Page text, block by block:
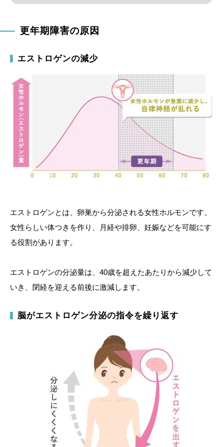
更年期障害の原因
エストロゲンの減少
エストロゲンとは、卵巣から分泌される女性ホルモンです。
女性らしい体つきを作り、月経や排卵、妊娠などを可能にす
る役割があります。
エストロゲンの分泌量は、40歳を超えたあたりから減少して
いき、閉経を迎える前後に激減します。
脳がエストロゲン分泌の指令を繰り返す